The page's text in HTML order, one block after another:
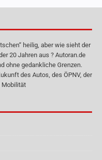
heilig, aber wie sieht der
20 Jahren aus ? Autoran.de
ohne gedankliche Grenzen.
des Autos, des ÖPNV, der
Mobilität